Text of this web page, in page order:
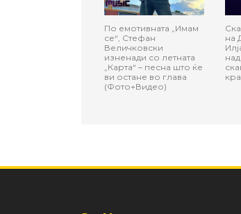
По емотивната „Имам
се“, Стефан
Величковски
изненади со летната
„Карта“ – песна што ќе
ви остане во глава
(Фото+Видео)
на